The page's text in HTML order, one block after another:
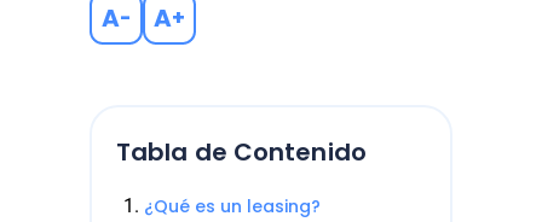
A- A+
Tabla de Contenido
¿Qué es un leasing?